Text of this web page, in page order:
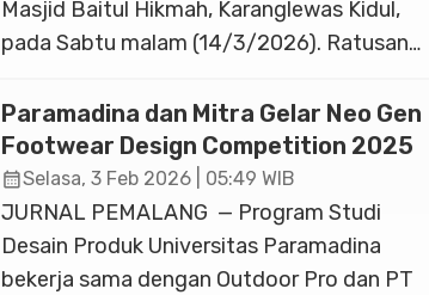
Pelatihan intensif tersebut diikuti oleh […]
Masjid Baitul Hikmah, Karanglewas Kidul,
pada Sabtu malam (14/3/2026). Ratusan
Kecamatan Karanglewas antusias
menyaksikan penampilan HadrohMu serta
pagelaran Wayang 1 Jaman yang menjadi
media dakwah kreatif di penghujung
rangkaian Pekan Dakwah Ramadan 2026.
Acara ini merupakan puncak dari program
Paramadina dan Mitra Gelar Neo Gen
Footwear Design Competition 2025
calendar_monthSelasa, 3 Feb 2026 | 05:49 WIB
JURNAL PEMALANG — Program Studi
Desain Produk Universitas Paramadina
bekerja sama dengan Outdoor Pro dan PT